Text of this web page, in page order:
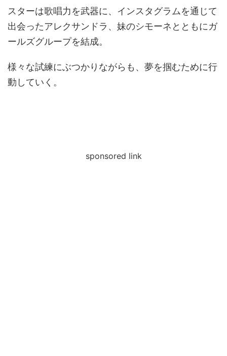
スターは歌唱力を武器に、インスタグラムを通じて
出会ったアレクサンドラ、妹のシモーネとともにガ
ールズグループを結成。
様々な試練にぶつかりながらも、夢を掴むために行
動していく。
sponsored link